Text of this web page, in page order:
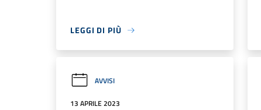
LEGGI DI PIÙ
AVVISI
13 APRILE 2023